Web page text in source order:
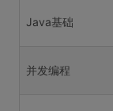
Java基础
并发编程